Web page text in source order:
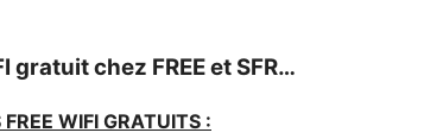
gratuit chez FREE et SFR…
WIFI GRATUITS :